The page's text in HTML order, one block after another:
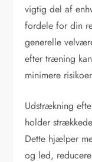
vigtig del af
fordele for din
generelle
efter træning
minimere
Udstrækning
holder
Dette hjælper
og led,